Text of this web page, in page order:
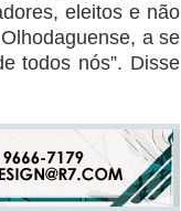
eleitos e não
a se
todos nós”. Disse